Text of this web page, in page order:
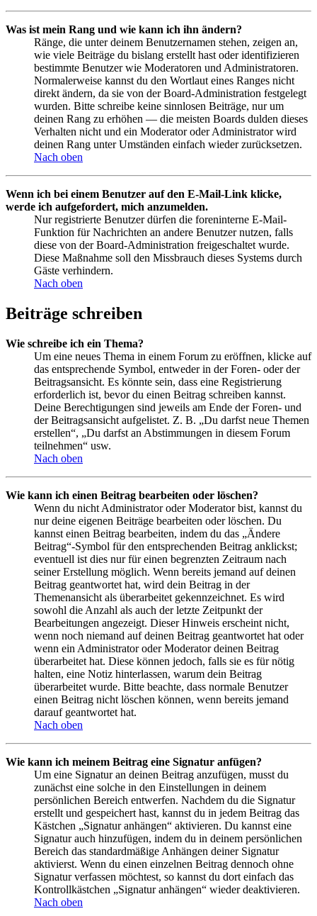
Was ist mein Rang und wie kann ich ihn ändern?
Ränge, die unter deinem Benutzernamen stehen, zeigen an,
wie viele Beiträge du bislang erstellt hast oder identifizieren
bestimmte Benutzer wie Moderatoren und Administratoren.
Normalerweise kannst du den Wortlaut eines Ranges nicht
direkt ändern, da sie von der Board-Administration festgelegt
wurden. Bitte schreibe keine sinnlosen Beiträge, nur um
deinen Rang zu erhöhen — die meisten Boards dulden dieses
Verhalten nicht und ein Moderator oder Administrator wird
deinen Rang unter Umständen einfach wieder zurücksetzen.
Nach oben
Wenn ich bei einem Benutzer auf den E-Mail-Link klicke,
werde ich aufgefordert, mich anzumelden.
Nur registrierte Benutzer dürfen die foreninterne E-Mail-
Funktion für Nachrichten an andere Benutzer nutzen, falls
diese von der Board-Administration freigeschaltet wurde.
Diese Maßnahme soll den Missbrauch dieses Systems durch
Gäste verhindern.
Nach oben
Beiträge schreiben
Wie schreibe ich ein Thema?
Um eine neues Thema in einem Forum zu eröffnen, klicke auf
das entsprechende Symbol, entweder in der Foren- oder der
Beitragsansicht. Es könnte sein, dass eine Registrierung
erforderlich ist, bevor du einen Beitrag schreiben kannst.
Deine Berechtigungen sind jeweils am Ende der Foren- und
der Beitragsansicht aufgelistet. Z. B. „Du darfst neue Themen
erstellen“, „Du darfst an Abstimmungen in diesem Forum
teilnehmen“ usw.
Nach oben
Wie kann ich einen Beitrag bearbeiten oder löschen?
Wenn du nicht Administrator oder Moderator bist, kannst du
nur deine eigenen Beiträge bearbeiten oder löschen. Du
kannst einen Beitrag bearbeiten, indem du das „Ändere
Beitrag“-Symbol für den entsprechenden Beitrag anklickst;
eventuell ist dies nur für einen begrenzten Zeitraum nach
seiner Erstellung möglich. Wenn bereits jemand auf deinen
Beitrag geantwortet hat, wird dein Beitrag in der
Themenansicht als überarbeitet gekennzeichnet. Es wird
sowohl die Anzahl als auch der letzte Zeitpunkt der
Bearbeitungen angezeigt. Dieser Hinweis erscheint nicht,
wenn noch niemand auf deinen Beitrag geantwortet hat oder
wenn ein Administrator oder Moderator deinen Beitrag
überarbeitet hat. Diese können jedoch, falls sie es für nötig
halten, eine Notiz hinterlassen, warum dein Beitrag
überarbeitet wurde. Bitte beachte, dass normale Benutzer
einen Beitrag nicht löschen können, wenn bereits jemand
darauf geantwortet hat.
Nach oben
Wie kann ich meinem Beitrag eine Signatur anfügen?
Um eine Signatur an deinen Beitrag anzufügen, musst du
zunächst eine solche in den Einstellungen in deinem
persönlichen Bereich entwerfen. Nachdem du die Signatur
erstellt und gespeichert hast, kannst du in jedem Beitrag das
Kästchen „Signatur anhängen“ aktivieren. Du kannst eine
Signatur auch hinzufügen, indem du in deinem persönlichen
Bereich das standardmäßige Anhängen deiner Signatur
aktivierst. Wenn du einen einzelnen Beitrag dennoch ohne
Signatur verfassen möchtest, so kannst du dort einfach das
Kontrollkästchen „Signatur anhängen“ wieder deaktivieren.
Nach oben